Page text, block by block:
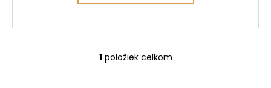
O
1položiek celkom